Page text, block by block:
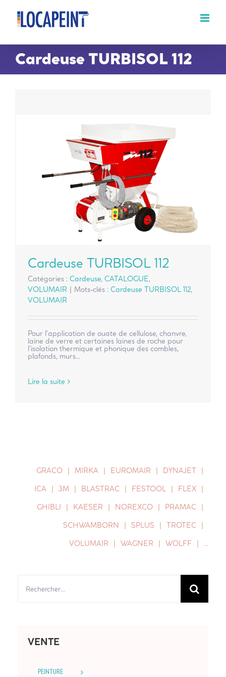
Passer
contenu
Cardeuse TURBISOL 112
Cardeuse TURBISOL 112
Catégories : Cardeuse, CATALOGUE,
VOLUMAIR
Mots-clés : Cardeuse TURBISOL 112,
VOLUMAIR
Pour l'application de ouate de cellulose, chanvre,
laine de verre et certaines laines de roche pour
l'isolation thermique et phonique des combles,
plafonds, murs...
Lire la suite
GRACO MIRKA EUROMAIR
DYNAJET
ICA
3M BLASTRAC FESTOOL
FLEX
GHIBLI
KAESER NOREXCO
PRAMAC
SCHWAMBORN
SPLUS
TROTEC
VOLUMAIR
WAGNER WOLFF …
VENTE
PEINTURE